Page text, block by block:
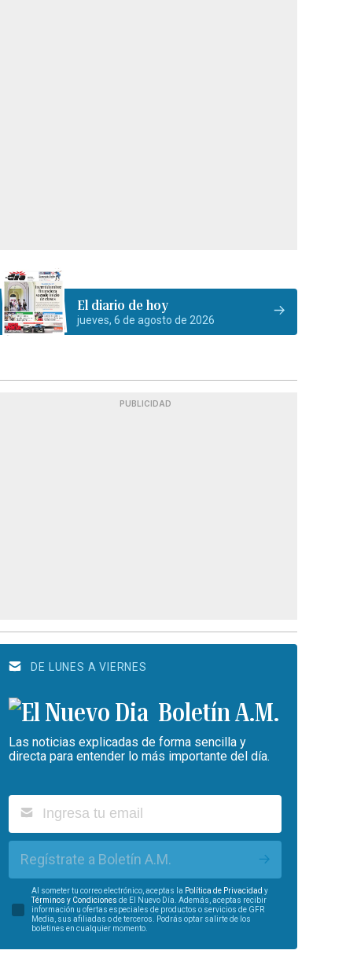
El diario de hoy
jueves, 6 de agosto de 2026
PUBLICIDAD
DE LUNES A VIERNES
Boletín A.M.
Las noticias explicadas de forma sencilla y
directa para entender lo más importante del día.
Regístrate a Boletín A.M.
Al someter tu correo electrónico, aceptas la Política de Privacidad y
Términos y Condiciones de El Nuevo Día. Además, aceptas recibir
información u ofertas especiales de productos o servicios de GFR
Media, sus afiliadas o de terceros. Podrás optar salirte de los
boletines en cualquier momento.